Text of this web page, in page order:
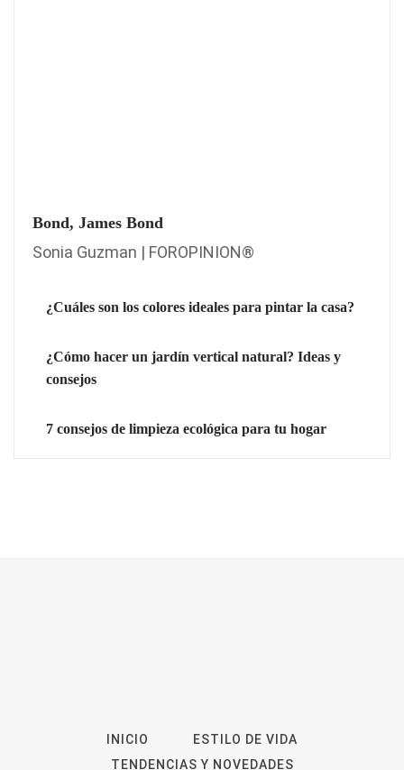
Bond, James Bond
Sonia Guzman | FOROPINION®
¿Cuáles son los colores ideales para pintar la casa?
¿Cómo hacer un jardín vertical natural? Ideas y
consejos
7 consejos de limpieza ecológica para tu hogar
INICIO
ESTILO DE VIDA
TENDENCIAS Y NOVEDADES